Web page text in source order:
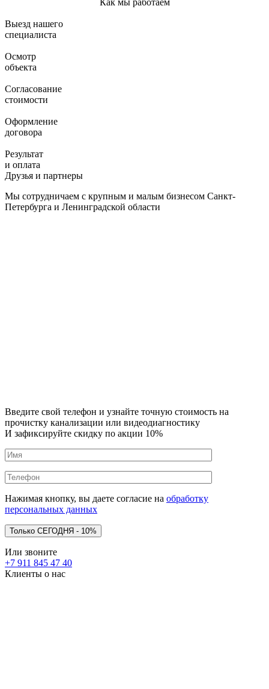
Выезд нашего
специалиста
Осмотр
объекта
Согласование
стоимости
Оформление
договора
Результат
и оплата
Друзья и партнеры
Мы сотрудничаем с крупным и малым бизнесом Санкт-
Петербурга и Ленинградской области
Введите свой телефон и узнайте точную стоимость на
прочистку канализации или видеодиагностику
И зафиксируйте скидку по акции 10%
Нажимая кнопку, вы даете согласие на обработку
персональных данных
Или звоните
+7 911 845 47 40
Клиенты о нас